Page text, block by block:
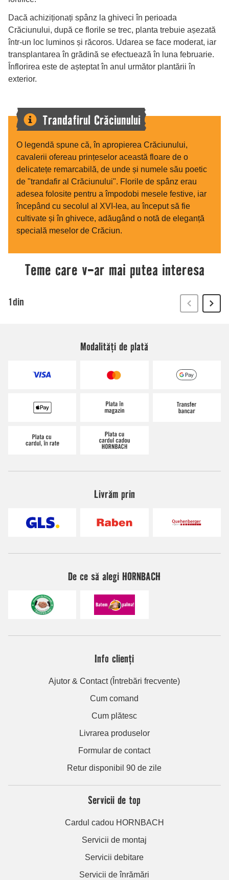
Modalități de plată
Livrăm prin
De ce să alegi HORNBACH
Info clienți
Ajutor & Contact (Întrebări frecvente)
Cum comand
Cum plătesc
Livrarea produselor
Formular de contact
Retur disponibil 90 de zile
Servicii de top
Cardul cadou HORNBACH
Servicii de montaj
Servicii debitare
Servicii de înrămări